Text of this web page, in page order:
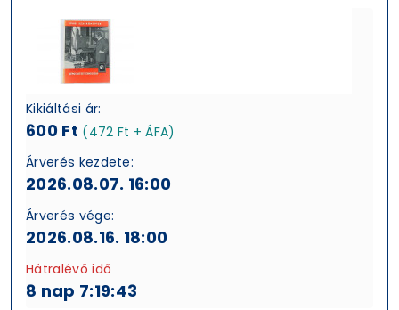
Kikiáltási ár:
600 Ft (472 Ft + ÁFA)
Árverés kezdete:
2026.08.07. 16:00
Árverés vége:
2026.08.16. 18:00
Hátralévő idő
8 nap 7:19:43